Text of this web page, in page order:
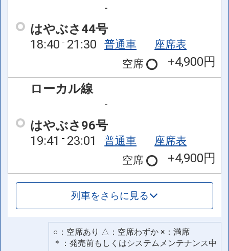
-
はやぶさ44号
18:40 21:30 普通車
座席表
空席
+4,900円
ローカル線
-
はやぶさ96号
19:41
23:01 普通車
座席表
空席
+4,900円
列車をさらに見る
○：空席あり △：空席わずか ×：満席
＊：発売前もしくはシステムメンテナンス中